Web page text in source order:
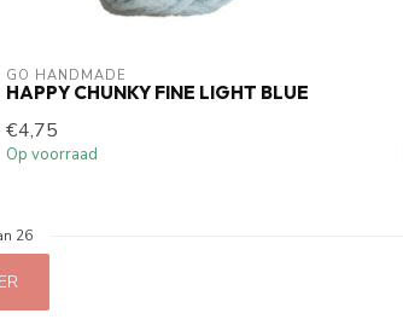
GO HANDMADE
HAPPY CHUNKY FINE LIGHT BLUE
€4,75
Op voorraad
26